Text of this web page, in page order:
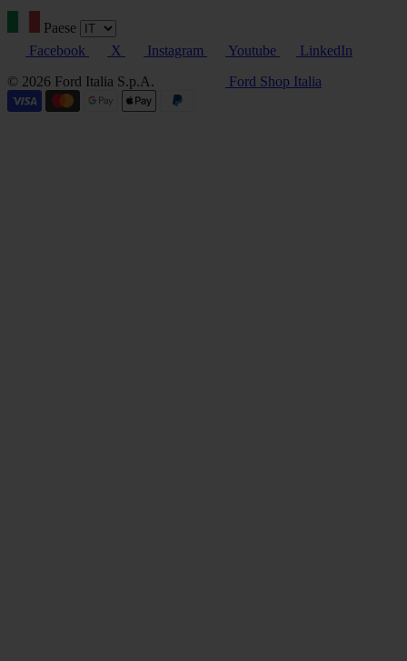
Paese
Facebook
X Instagram Youtube
LinkedIn
© 2026 Ford Italia S.p.A.
Ford Shop Italia